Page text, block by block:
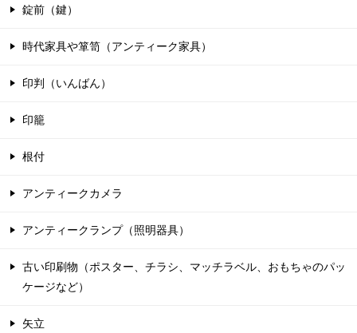
錠前（鍵）
時代家具や箪笥（アンティーク家具）
印判（いんばん）
印籠
根付
アンティークカメラ
アンティークランプ（照明器具）
古い印刷物（ポスター、チラシ、マッチラベル、おもちゃのパッ
ケージなど）
矢立